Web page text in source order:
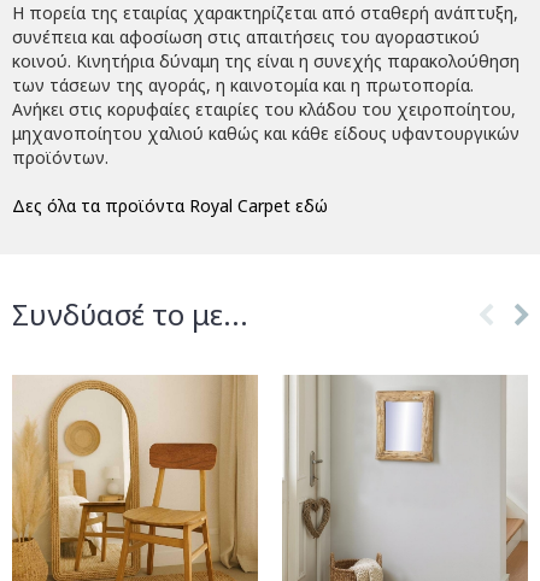
Η πορεία της εταιρίας χαρακτηρίζεται από σταθερή ανάπτυξη,
συνέπεια και αφοσίωση στις απαιτήσεις του αγοραστικού
κοινού. Κινητήρια δύναμη της είναι η συνεχής παρακολούθηση
των τάσεων της αγοράς, η καινοτομία και η πρωτοπορία.
Ανήκει στις κορυφαίες εταιρίες του κλάδου του χειροποίητου,
μηχανοποίητου χαλιού καθώς και κάθε είδους υφαντουργικών
προϊόντων.
Δες όλα τα προϊόντα Royal Carpet εδώ
Συνδύασέ το με...